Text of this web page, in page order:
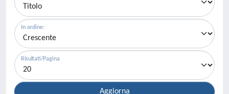
In ordine:
Risultati/Pagina